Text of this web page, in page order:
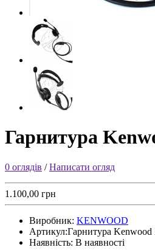
Гарнитура
0 оглядів /Написати огляд
1.100,00 грн
Виробник: KENWOOD
Артикул:Гарнитура
Наявність: В наявності